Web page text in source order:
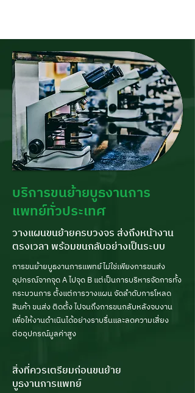
บริการขนย้ายบูธงานการ
แพทย์ทั่วประเทศ
วางแผนขนย้ายครบวงจร ส่งถึงหน้างาน
ตรงเวลา พร้อมขนกลับอย่างเป็นระบบ
การขนย้ายบูธงานการแพทย์ไม่ใช่เพียงการขนส่ง
อุปกรณ์จากจุด A ไปจุด B แต่เป็นการบริหารจัดการทั้ง
กระบวนการ ตั้งแต่การวางแผน จัดลำดับการโหลด
สินค้า ขนส่ง ติดตั้ง ไปจนถึงการขนกลับหลังจบงาน
เพื่อให้งานดำเนินได้อย่างราบรื่นและลดความเสี่ยง
ต่ออุปกรณ์มูลค่าสูง
สิ่งที่ควรเตรียมก่อนขนย้าย
บูธงานการแพทย์